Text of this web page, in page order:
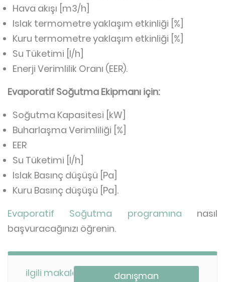
Hava akışı [m3/h]
Islak termometre yaklaşım etkinliği [%]
Kuru termometre yaklaşım etkinliği [%]
Su Tüketimi [l/h]
Enerji Verimlilik Oranı (EER).
Evaporatif Soğutma Ekipmanı için:
Soğutma Kapasitesi [kW]
Buharlaşma Verimliliği [%]
EER
Su Tüketimi [l/h]
Islak Basınç düşüşü [Pa]
Kuru Basınç düşüşü [Pa].
Evaporatif Soğutma programına nasıl
başvuracağınızı öğrenin.
ilgili makalelere
danışman